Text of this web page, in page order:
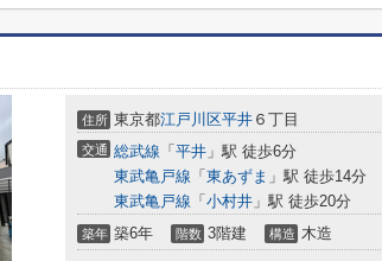
住所 東京都江戸川区平井 ６丁目
交通 総武線 「 平井 」駅 徒歩6分
東武亀戸線 「 東あずま 」駅 徒歩14分
東武亀戸線 「 小村井 」駅 徒歩20分
築年 築6年 階数 3階建 構造 木造